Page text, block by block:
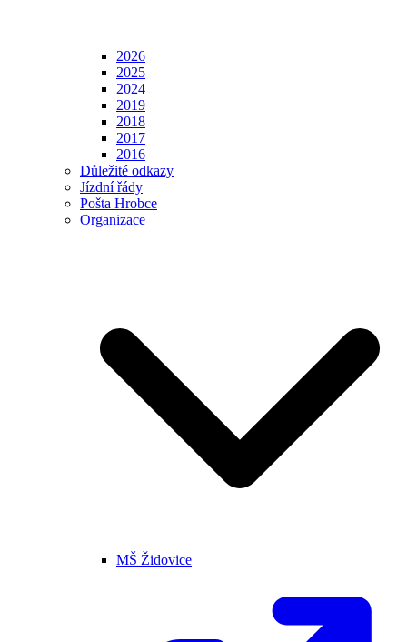
2026
2025
2024
2019
2018
2017
2016
Důležité odkazy
Jízdní řády
Pošta Hrobce
Organizace
MŠ Židovice